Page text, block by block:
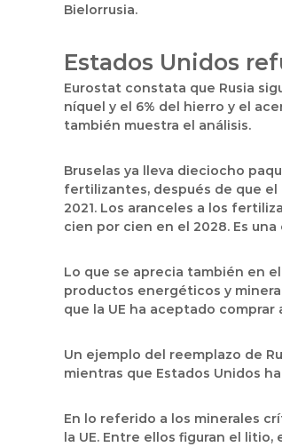
Bielorrusia.
Estados Unidos
Eurostat constata que Rusia
níquel y el 6% del hierro y el
también muestra el análisis.
Bruselas ya lleva dieciocho
fertilizantes, después de que
2021. Los aranceles a los
cien por cien en el 2028. Es
Lo que se aprecia también en
productos energéticos y
que la UE ha aceptado
Un ejemplo del reemplazo de
mientras que Estados Unidos
En lo referido a los minerales
la UE. Entre ellos figuran el